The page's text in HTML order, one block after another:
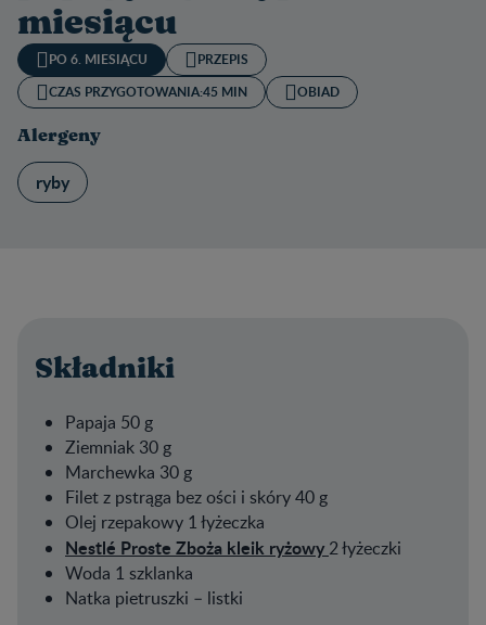
miesiącu
PO 6. MIESIĄCU
PRZEPIS
CZAS PRZYGOTOWANIA:45 MIN OBIAD
Alergeny
ryby
Składniki
Papaja 50 g
Ziemniak 30 g
Marchewka 30 g
Filet z pstrąga bez ości i skóry 40 g
Olej rzepakowy 1 łyżeczka
Nestlé Proste Zboża kleik ryżowy 2 łyżeczki
Woda 1 szklanka
Natka pietruszki – listki